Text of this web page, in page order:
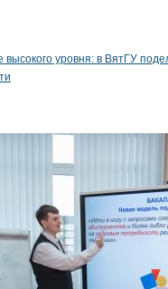
высокого уровня: в ВятГУ